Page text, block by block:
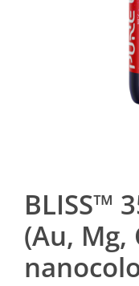
BLISS™
(Au, Mg,